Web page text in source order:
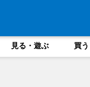
見る・遊ぶ 買う